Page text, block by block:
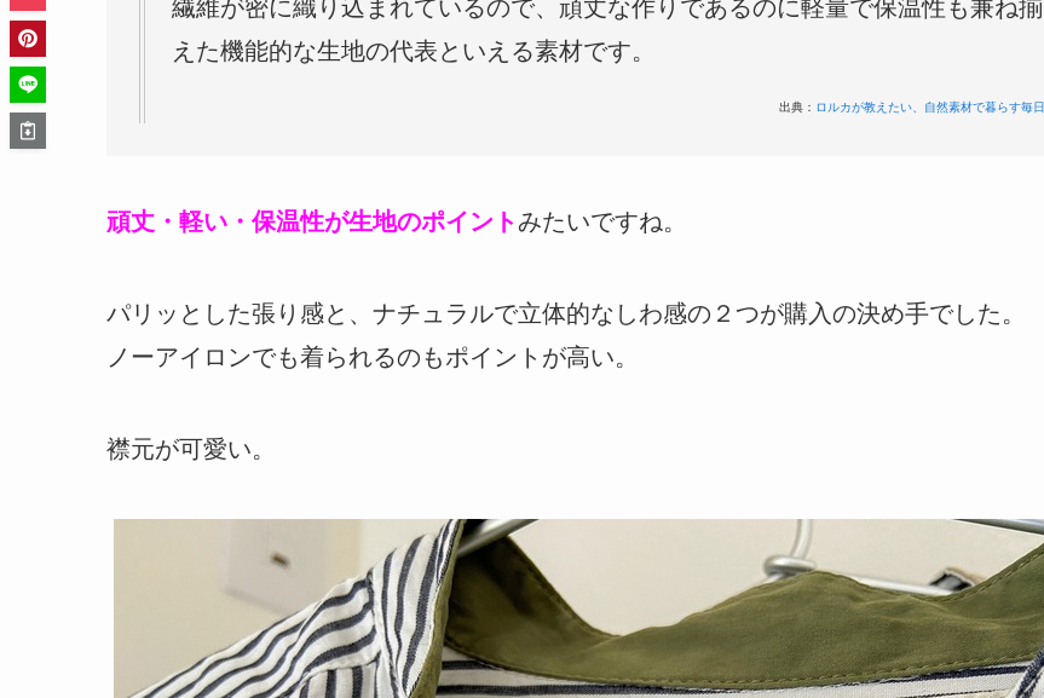
繊維が密に織り込まれているので、頑丈な作りであるのに軽量で保温性も兼ね揃
えた機能的な生地の代表といえる素材です。
出典： ロルカが教えたい、自然素材で暮らす毎日
頑丈・軽い・保温性が生地のポイントみたいですね。
パリッとした張り感と、ナチュラルで立体的なしわ感の２つが購入の決め手でした。
ノーアイロンでも着られるのもポイントが高い。
襟元が可愛い。